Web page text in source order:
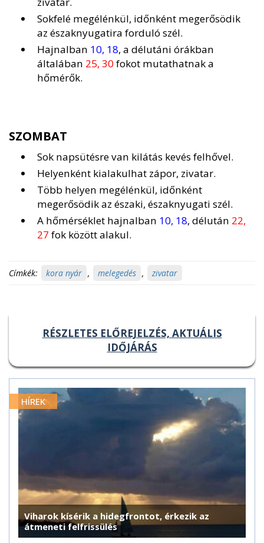
Sokfelé megélénkül, időnként megerősödik
az északnyugatira forduló szél.
Hajnalban 10, 18, a délutáni órákban
általában 25, 30fokot mutathatnak a
hőmérők.
SZOMBAT
Sok napsütésre van kilátás kevés felhővel.
Helyenként kialakulhat zápor, zivatar.
Több helyen megélénkül, időnként
megerősödik az északi, északnyugati szél.
A hőmérséklet hajnalban 10, 18, délután 22,
27 fok között alakul.
Címkék: kora nyár , melegedés , zivatar
RÉSZLETES ELŐREJELZÉS, AKTUÁLIS
IDŐJÁRÁS
HÍREK
Viharok kísérik a hidegfrontot, érkezik az
átmeneti felfrissülés